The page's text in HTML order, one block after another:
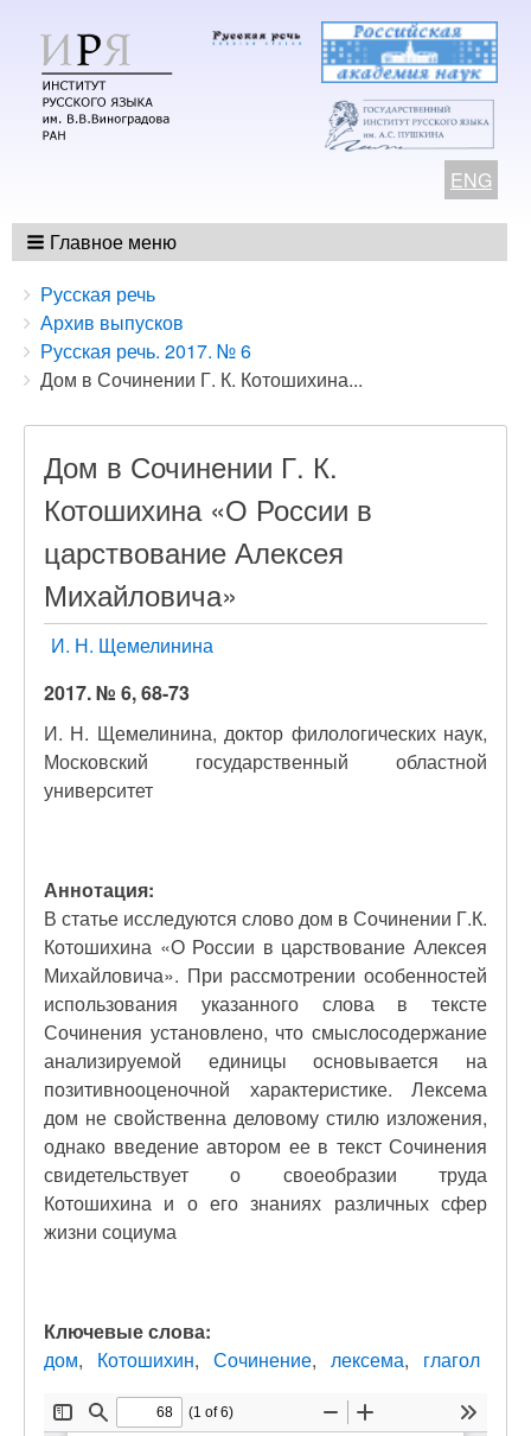
ENG
Главное меню
Breadcrumbs
You
are
here:
Русская речь
Архив выпусков
Русская речь. 2017. № 6
Дом в Сочинении Г. К. Котошихина...
Дом в Сочинении Г. К.
Котошихина «О России в
царствование Алексея
Михайловича»
И. Н. Щемелинина
2017. № 6, 68-73
И. Н. Щемелинина, доктор филологических наук,
Московский государственный областной
университет
Аннотация:
В статье исследуются слово дом в Сочинении Г.К.
Котошихина «О России в царствование Алексея
Михайловича». При рассмотрении особенностей
использования указанного слова в тексте
Сочинения установлено, что смыслосодержание
анализируемой единицы основывается на
позитивнооценочной характеристике. Лексема
дом не свойственна деловому стилю изложения,
однако введение автором ее в текст Сочинения
свидетельствует о своеобразии труда
Котошихина и о его знаниях различных сфер
жизни социума
Ключевые слова:
дом
Котошихин Сочинение лексема глагол